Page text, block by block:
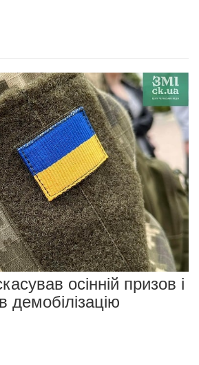
осінній призов і
демобілізацію